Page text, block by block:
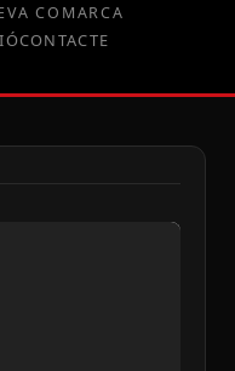
COMARCA
CONTACTE